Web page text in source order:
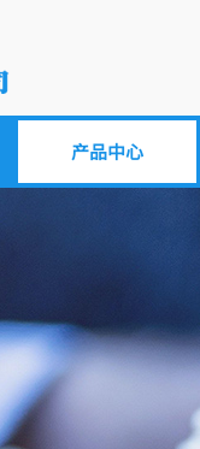
产品中心